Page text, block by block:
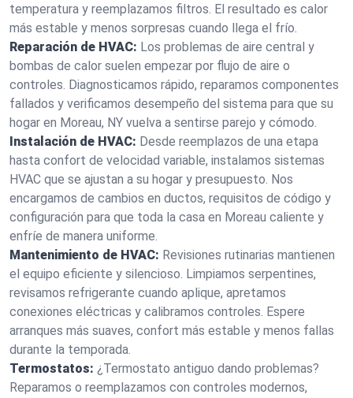
temperatura y reemplazamos filtros. El resultado es calor
más estable y menos sorpresas cuando llega el frío.
Reparación de HVAC: Los problemas de aire central y
bombas de calor suelen empezar por flujo de aire o
controles. Diagnosticamos rápido, reparamos componentes
fallados y verificamos desempeño del sistema para que su
hogar en Moreau, NY vuelva a sentirse parejo y cómodo.
Instalación de HVAC: Desde reemplazos de una etapa
hasta confort de velocidad variable, instalamos sistemas
HVAC que se ajustan a su hogar y presupuesto. Nos
encargamos de cambios en ductos, requisitos de código y
configuración para que toda la casa en Moreau caliente y
enfríe de manera uniforme.
Mantenimiento de HVAC: Revisiones rutinarias mantienen
el equipo eficiente y silencioso. Limpiamos serpentines,
revisamos refrigerante cuando aplique, apretamos
conexiones eléctricas y calibramos controles. Espere
arranques más suaves, confort más estable y menos fallas
durante la temporada.
Termostatos: ¿Termostato antiguo dando problemas?
Reparamos o reemplazamos con controles modernos,